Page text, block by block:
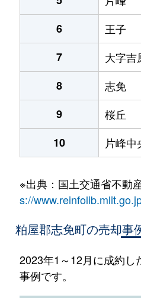
6
王子
7
大字吉
8
志免
9
桜丘
10
片峰中
※出典：国土交通省不動
s://
粕屋郡志免町の売却事
2023年1～12月に成約し
事例です。